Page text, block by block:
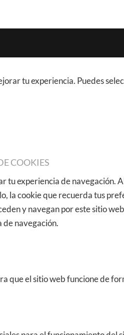
tu experiencia. Puedes
COOKIES
tu experiencia de navegación.
la cookie que recuerda tus
y navegan por este sitio
navegación.
que el sitio web funcione de